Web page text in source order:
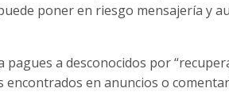
poner en riesgo mensajería y
a desconocidos por
en anuncios o